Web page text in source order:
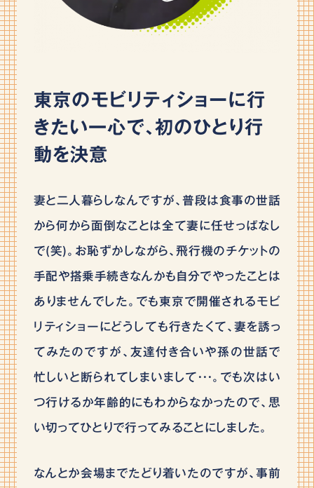
東京のモビリティショーに行
きたい一心で､初のひとり行
動を決意
妻と二人暮らしなんですが、普段は食事の世話
から何から面倒なことは全て妻に任せっぱなし
で(笑)。お恥ずかしながら、飛行機のチケットの
手配や搭乗手続きなんかも自分でやったことは
ありませんでした。でも東京で開催されるモビ
リティショーにどうしても行きたくて、妻を誘っ
てみたのですが、友達付き合いや孫の世話で
忙しいと断られてしまいまして・・・。でも次はい
つ行けるか年齢的にもわからなかったので、思
い切ってひとりで行ってみることにしました。
なんとか会場までたどり着いたのですが、事前